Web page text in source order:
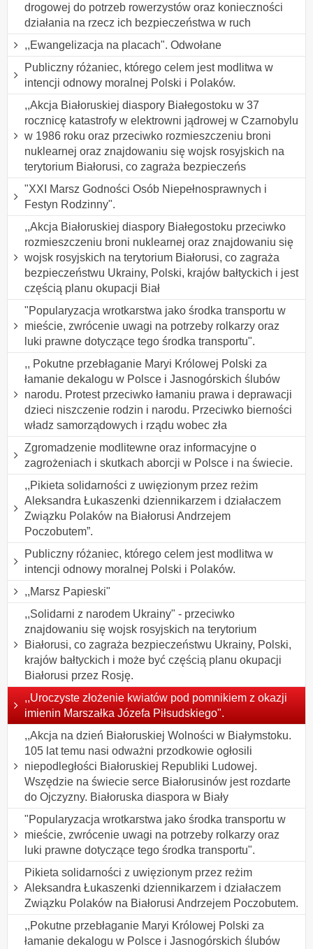
drogowej do potrzeb rowerzystów oraz konieczności
działania na rzecz ich bezpieczeństwa w ruch
,,Ewangelizacja na placach". Odwołane
Publiczny różaniec, którego celem jest modlitwa w
intencji odnowy moralnej Polski i Polaków.
,,Akcja Białoruskiej diaspory Białegostoku w 37
rocznicę katastrofy w elektrowni jądrowej w Czarnobylu
w 1986 roku oraz przeciwko rozmieszczeniu broni
nuklearnej oraz znajdowaniu się wojsk rosyjskich na
terytorium Białorusi, co zagraża bezpieczeńs
"XXI Marsz Godności Osób Niepełnosprawnych i
Festyn Rodzinny".
,,Akcja Białoruskiej diaspory Białegostoku przeciwko
rozmieszczeniu broni nuklearnej oraz znajdowaniu się
wojsk rosyjskich na terytorium Białorusi, co zagraża
bezpieczeństwu Ukrainy, Polski, krajów bałtyckich i jest
częścią planu okupacji Biał
"Popularyzacja wrotkarstwa jako środka transportu w
mieście, zwrócenie uwagi na potrzeby rolkarzy oraz
luki prawne dotyczące tego środka transportu".
,, Pokutne przebłaganie Maryi Królowej Polski za
łamanie dekalogu w Polsce i Jasnogórskich ślubów
narodu. Protest przeciwko łamaniu prawa i deprawacji
dzieci niszczenie rodzin i narodu. Przeciwko bierności
władz samorządowych i rządu wobec zła
Zgromadzenie modlitewne oraz informacyjne o
zagrożeniach i skutkach aborcji w Polsce i na świecie.
,,Pikieta solidarności z uwięzionym przez reżim
Aleksandra Łukaszenki dziennikarzem i działaczem
Związku Polaków na Białorusi Andrzejem
Poczobutem”.
Publiczny różaniec, którego celem jest modlitwa w
intencji odnowy moralnej Polski i Polaków.
,,Marsz Papieski"
,,Solidarni z narodem Ukrainy" - przeciwko
znajdowaniu się wojsk rosyjskich na terytorium
Białorusi, co zagraża bezpieczeństwu Ukrainy, Polski,
krajów bałtyckich i może być częścią planu okupacji
Białorusi przez Rosję.
,,Uroczyste złożenie kwiatów pod pomnikiem z okazji
imienin Marszałka Józefa Piłsudskiego".
,,Akcja na dzień Białoruskiej Wolności w Białymstoku.
105 lat temu nasi odważni przodkowie ogłosili
niepodległości Białoruskiej Republiki Ludowej.
Wszędzie na świecie serce Białorusinów jest rozdarte
do Ojczyzny. Białoruska diaspora w Biały
"Popularyzacja wrotkarstwa jako środka transportu w
mieście, zwrócenie uwagi na potrzeby rolkarzy oraz
luki prawne dotyczące tego środka transportu".
Pikieta solidarności z uwięzionym przez reżim
Aleksandra Łukaszenki dziennikarzem i działaczem
Związku Polaków na Białorusi Andrzejem Poczobutem.
,,Pokutne przebłaganie Maryi Królowej Polski za
łamanie dekalogu w Polsce i Jasnogórskich ślubów